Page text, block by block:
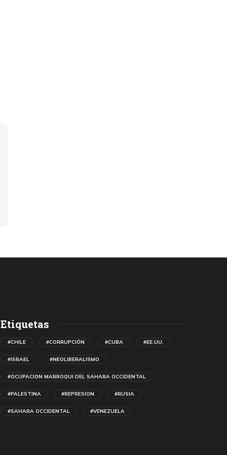
Etiquetas
#CHILE #CORRUPCIÓN #CUBA #EE.UU.
#ISRAEL #NEOLIBERALISMO
#OCUPACION MARROQUI DEL SAHARA OCCIDENTAL
#PALESTINA #REPRESION #RUSIA
#SAHARA OCCIDENTAL #VENEZUELA